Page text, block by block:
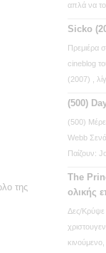
της
απλά να το
Sicko
Πρεμιέρα
cineblog
(2007) ,
(500)
(500)
Webb
Παίζουν:
The
ολικής
Δες/Κρύψε